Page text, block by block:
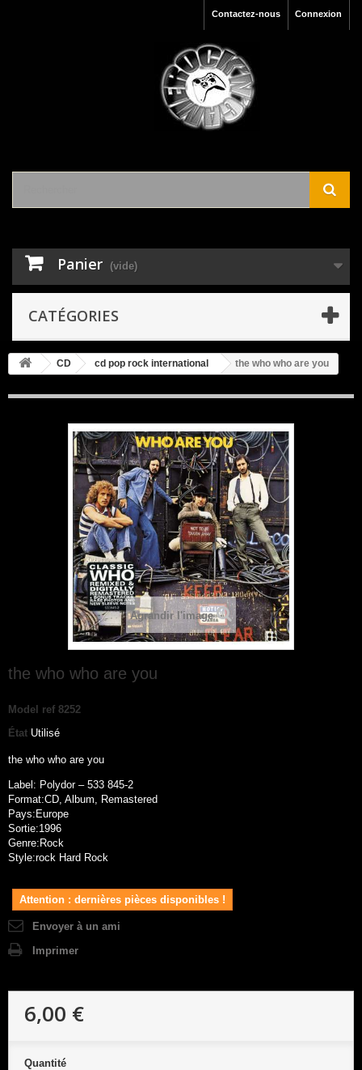
Connexion
Contactez-nous
Panier (vide)
CATÉGORIES
CD cd pop rock international the who who are you
Agrandir l'image
the who who are you
Model ref 8252
État Utilisé
the who who are you
Label: Polydor – 533 845-2
Format:CD, Album, Remastered
Pays:Europe
Sortie:1996
Genre:Rock
Style:rock Hard Rock
Attention : dernières pièces disponibles !
Envoyer à un ami
Imprimer
6,00 €
Quantité